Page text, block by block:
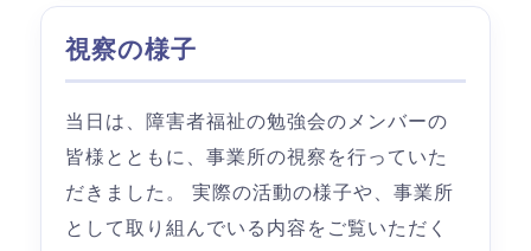
視察の様子
当日は、障害者福祉の勉強会のメンバーの
皆様とともに、事業所の視察を行っていた
だきました。 実際の活動の様子や、事業所
として取り組んでいる内容をご覧いただく